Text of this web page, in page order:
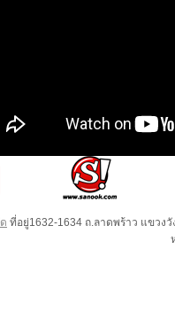
ที่อยู่1632-1634 ถ.ลาดพร้าว แขวง